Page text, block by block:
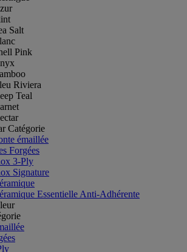
Salt
Pink
Riviera
Teal
Catégorie
émaillée
Forgées
3-Ply
Signature
Essentielle Anti-Adhérente